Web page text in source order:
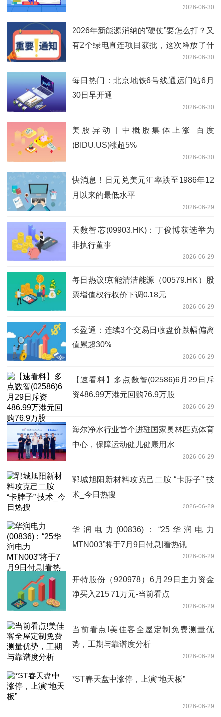
2026-06-30
2026年新能源消纳的“硬仗”要怎么打？又
有2个绿电直连项目获批，这次释放了什
么信号？煤化工、新材料，谁更需要绿
电？
2026-06-30
每日热门：北京地铁6号线通运门站6月
30日早开通
2026-06-30
美股异动 | 中概股集体上涨 百度
(BIDU.US)涨超5%
2026-06-30
快消息！日元兑美元汇率跌至1986年12
月以来的最低水平
2026-06-29
天数智芯(09903.HK)：丁俊博获选举为
非执行董事
2026-06-29
每日热议!京能清洁能源（00579.HK）股
票增值权行权价下调0.18元
2026-06-29
长盈通：连续3个交易日收盘价跌幅偏离
值累超30%
2026-06-29
【速看料】多点数智(02586)6月29日斥
资486.99万港元回购76.9万股
2026-06-29
海尔净水行业首个进驻国家奥林匹克体育
中心，保障运动健儿健康用水
2026-06-29
郓城旭阳新材料攻克己二胺 “卡脖子” 技
术_今日热搜
2026-06-29
华润电力(00836)：“25华润电力
MTN003”将于7月9日付息|看热讯
2026-06-29
开特股份（920978）6月29日主力资金
净买入215.71万元-当前看点
2026-06-29
当前看点!美佳客全屋定制免费测量优
势，工期与靠谱度分析
2026-06-29
*ST春天盘中涨停，上演“地天板”
2026-06-29